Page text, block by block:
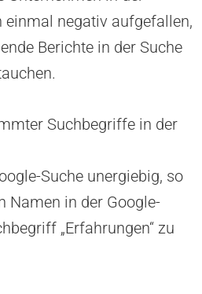
einmal negativ aufgefallen,
Berichte in der Suche
Suchbegriffe in der
Suche unergiebig, so
Namen in der Google-
„Erfahrungen“ zu